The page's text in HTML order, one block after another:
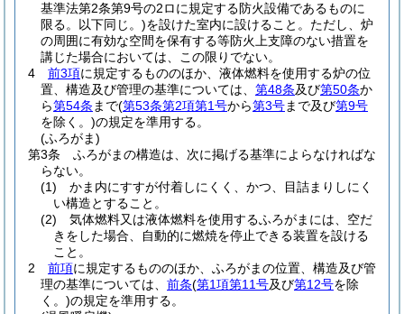
基準法第2条第9号の2ロに規定する防火設備であるものに
限る。以下同じ。)を設けた室内に設けること。 ただし、炉
の周囲に有効な空間を保有する等防火上支障のない措置を
講じた場合においては、この限りでない。
4
前3項に規定するもののほか、液体燃料を使用する炉の位
置、構造及び管理の基準については、 第48条及び第50条か
ら第54条 まで(第53条第2項第1号から第3号まで及び第9号
を除く。)の規定を準用する。
(ふろがま)
第3条
ふろがまの構造は、次に掲げる基準によらなければな
らない。
(1)
かま内にすすが付着しにくく、かつ、目詰まりしにく
い構造とすること。
(2)
気体燃料又は液体燃料を使用するふろがまには、空だ
きをした場合、自動的に燃焼を停止できる装置を設ける
こと。
2
前項に規定するもののほか、ふろがまの位置、構造及び管
理の基準については、 前条(第1項第11号及び第12号を除
く。)の規定を準用する。